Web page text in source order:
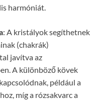
harmóniát.
: A kristályok segíthetnek
(chakrák)
javítva az
A különböző kövek
például a
míg a rózsakvarc a